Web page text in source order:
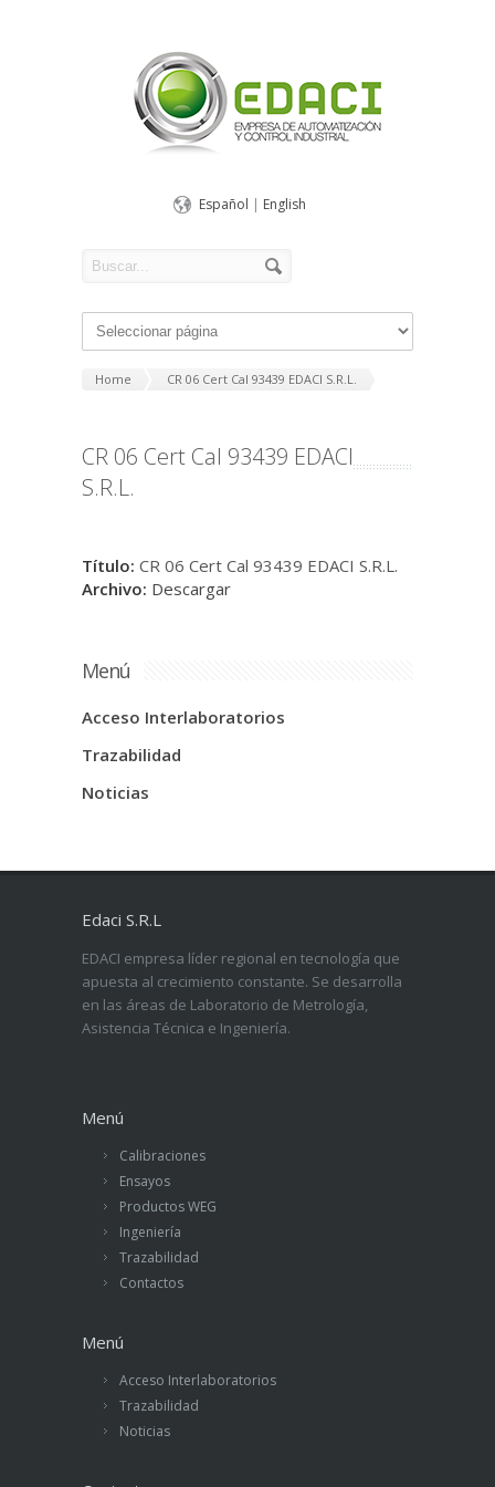
Español | English
Home CR 06 Cert Cal 93439 EDACI S.R.L.
CR 06 Cert Cal 93439 EDACI
S.R.L.
Título: CR 06 Cert Cal 93439 EDACI S.R.L.
Archivo: Descargar
Menú
Acceso Interlaboratorios
Trazabilidad
Noticias
Edaci S.R.L
EDACI empresa líder regional en tecnología que
apuesta al crecimiento constante. Se desarrolla
en las áreas de Laboratorio de Metrología,
Asistencia Técnica e Ingeniería.
Menú
Calibraciones
Ensayos
Productos WEG
Ingeniería
Trazabilidad
Contactos
Menú
Acceso Interlaboratorios
Trazabilidad
Noticias